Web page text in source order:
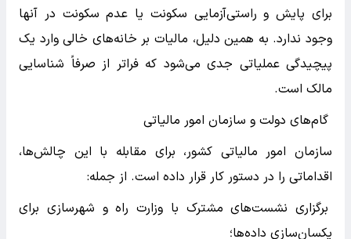
برای پایش و راستی‌آزمایی سکونت یا عدم سکونت در آنها
وجود ندارد. به همین دلیل، مالیات بر خانه‌های خالی وارد یک
پیچیدگی عملیاتی جدی می‌شود که فراتر از صرفاً شناسایی
مالک است.
گام‌های دولت و سازمان امور مالیاتی
سازمان امور مالیاتی کشور، برای مقابله با این چالش‌ها،
اقداماتی را در دستور کار قرار داده است. از جمله:
برگزاری نشست‌های مشترک با وزارت راه و شهرسازی برای
یکسان‌سازی داده‌ها؛